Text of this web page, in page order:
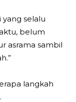
selalu
belum
asrama sambil
langkah